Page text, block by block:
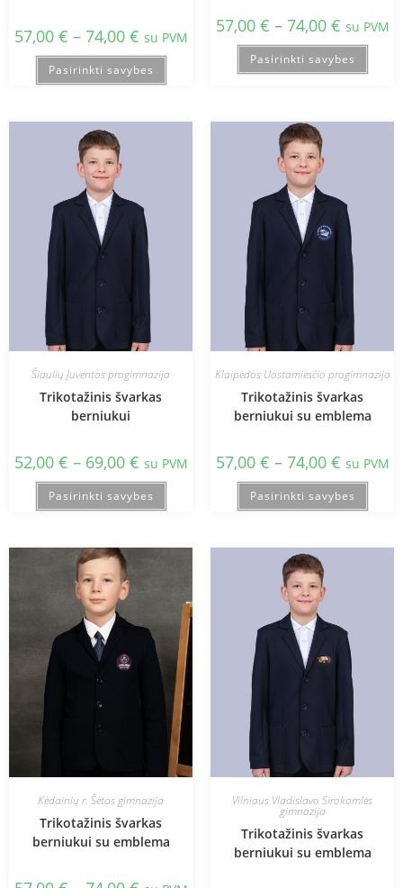
57,00 € – 74,00 € su PVM
Pasirinkti savybes
57,00 € – 74,00 € su PVM
Pasirinkti savybes
Šiaulių Juventos progimnazija
Trikotažinis švarkas
berniukui
52,00 € – 69,00 € su PVM
Pasirinkti savybes
Klaipėdos Uostamiesčio progimnazija
Trikotažinis švarkas
berniukui su emblema
57,00 € – 74,00 € su PVM
Pasirinkti savybes
Kėdainių r. Šėtos gimnazija
Trikotažinis švarkas
berniukui su emblema
Vilniaus Vladislavo Sirokomlės
gimnazija
Trikotažinis švarkas
berniukui su emblema